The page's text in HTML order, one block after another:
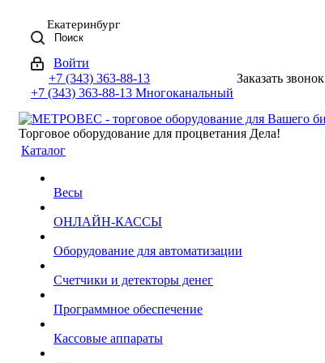
Екатеринбург
Поиск
Войти
+7 (343) 363-88-13
+7 (343) 363-88-13 Многоканальный
Заказать звонок
Торговое оборудование для процветания Дела!
Каталог
Весы
ОНЛАЙН-КАССЫ
Оборудование для автоматизации
Счетчики и детекторы денег
Программное обеспечение
Кассовые аппараты